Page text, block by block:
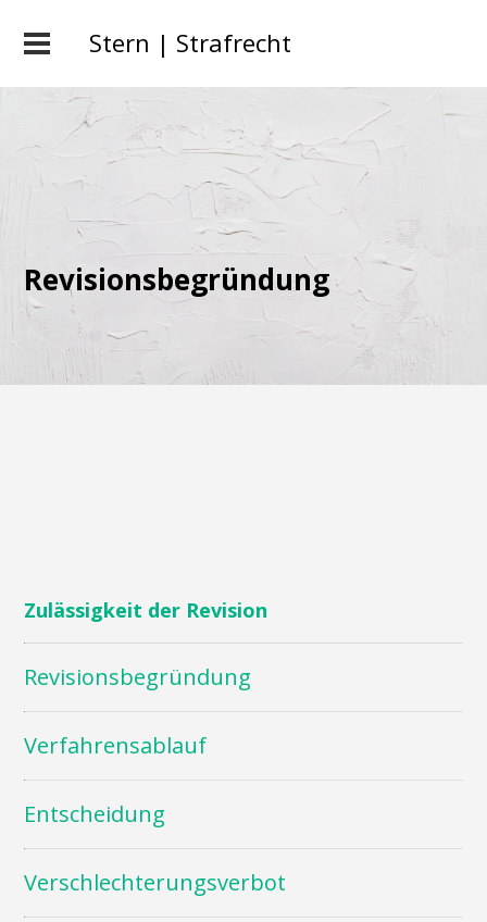
Stern | Strafrecht
Revisionsbegründung
Zulässigkeit der Revision
Revisionsbegründung
Verfahrensablauf
Entscheidung
Verschlechterungsverbot